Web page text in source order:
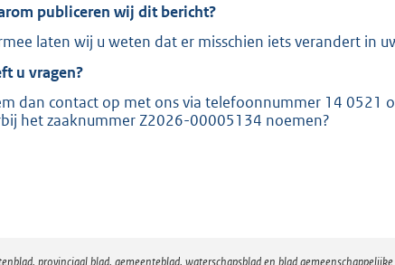
:
publiceren wij dit bericht?
laten wij u weten dat er misschien iets verandert in
u vragen?
dan contact op met ons via telefoonnummer 14 0521
het zaaknummer Z2026-00005134 noemen?
provinciaal blad, gemeenteblad, waterschapsblad en blad